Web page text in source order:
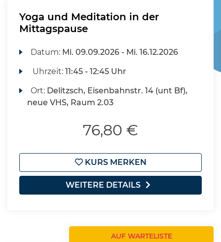
Yoga und Meditation in der
Mittagspause
Datum: Mi. 09.09.2026 - Mi. 16.12.2026
Uhrzeit:11:45 - 12:45 Uhr
Ort: Delitzsch, Eisenbahnstr. 14 (unt Bf),
neue VHS, Raum 2.03
76,80 €
KURS MERKEN
WEITERE DETAILS
AUF WARTELISTE